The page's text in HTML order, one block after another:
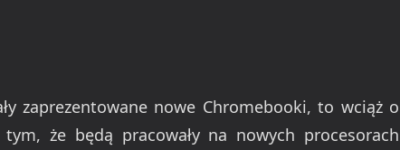
zaprezentowane nowe Chromebooki, to wciąż o
że będą pracowały na nowych procesorach